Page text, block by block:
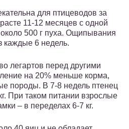
для птицеводов за
11-12 месяцев с одной
500 г пуха. Ощипывания
каждые 6 недель.
легартов перед другими
на 20% меньше корма,
породы. В 7-8 недель птенец
При таком питании взрослые
– в переделах 6-7 кг.